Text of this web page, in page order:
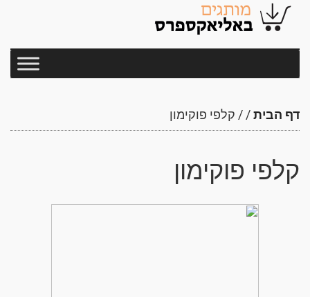
דף הבית/
/ קלפי פוקימון
קלפי פוקימון